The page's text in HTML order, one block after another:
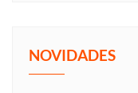
NOVIDADES